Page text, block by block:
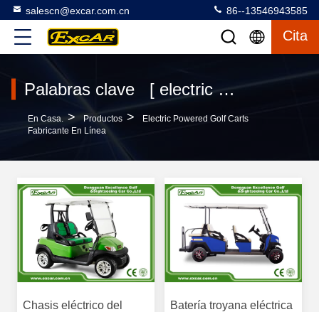
salescn@excar.com.cn 86--13546943585
Cita
Palabras clave [ electric powered golf carts ] Encuentro 120 productos
En Casa. > Productos >
Electric Powered Golf Carts
Fabricante En Línea
Chasis eléctrico del
Batería troyana eléctrica